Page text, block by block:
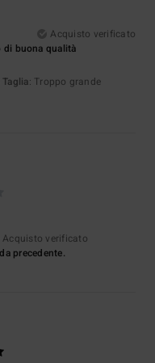
Acquisto verificato
buona qualità
Taglia: Troppo grande
Acquisto verificato
precedente.